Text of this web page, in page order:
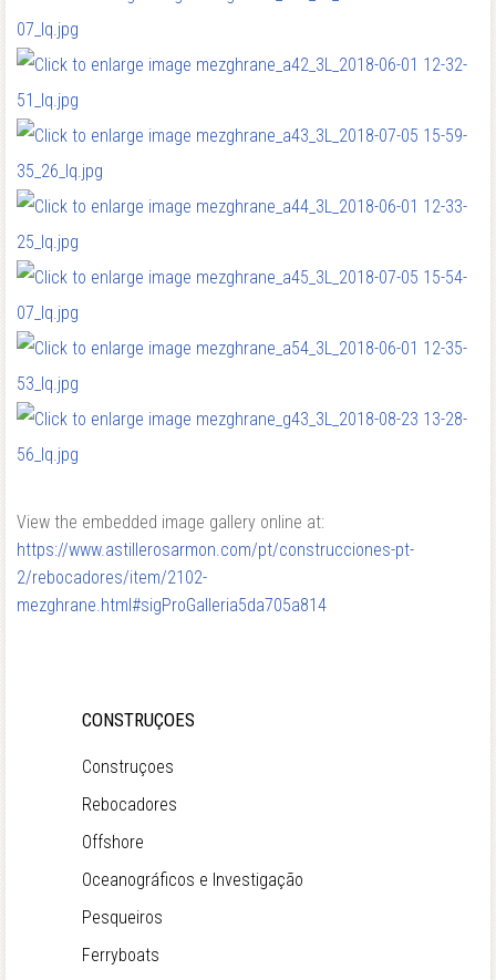
View the embedded image gallery online at:
https://www.astillerosarmon.com/pt/construcciones-pt-
2/rebocadores/item/2102-
mezghrane.html#sigProGalleria5da705a814
CONSTRUÇOES
Construçoes
Rebocadores
Offshore
Oceanográficos e Investigação
Pesqueiros
Ferryboats